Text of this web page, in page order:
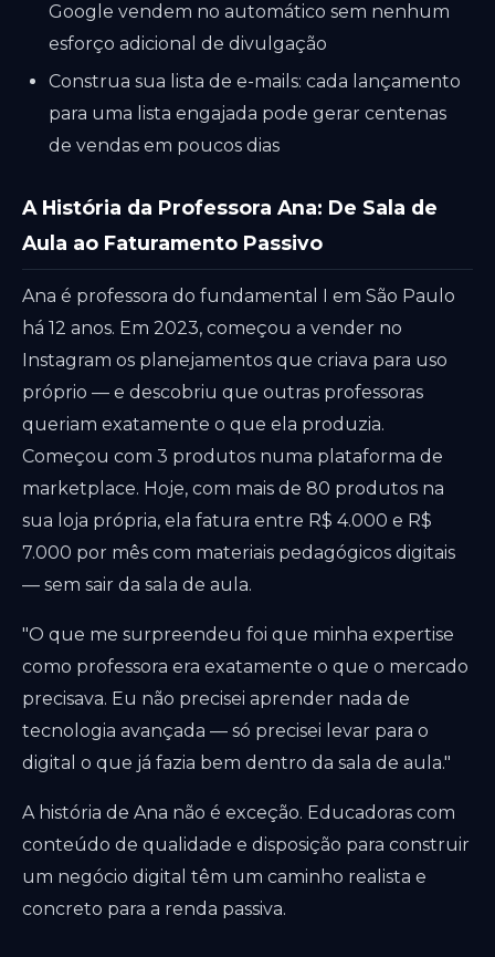
Google vendem no automático sem nenhum
esforço adicional de divulgação
Construa sua lista de e-mails: cada lançamento
para uma lista engajada pode gerar centenas
de vendas em poucos dias
A História da Professora Ana: De Sala de
Aula ao Faturamento Passivo
Ana é professora do fundamental I em São Paulo
há 12 anos. Em 2023, começou a vender no
Instagram os planejamentos que criava para uso
próprio — e descobriu que outras professoras
queriam exatamente o que ela produzia.
Começou com 3 produtos numa plataforma de
marketplace. Hoje, com mais de 80 produtos na
sua loja própria, ela fatura entre R$ 4.000 e R$
7.000 por mês com materiais pedagógicos digitais
— sem sair da sala de aula.
"O que me surpreendeu foi que minha expertise
como professora era exatamente o que o mercado
precisava. Eu não precisei aprender nada de
tecnologia avançada — só precisei levar para o
digital o que já fazia bem dentro da sala de aula."
A história de Ana não é exceção. Educadoras com
conteúdo de qualidade e disposição para construir
um negócio digital têm um caminho realista e
concreto para a renda passiva.